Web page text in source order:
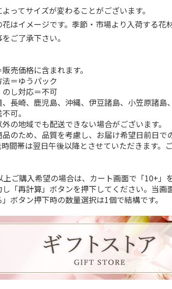
ってサイズが変わることがございます。
はイメージです。季節・市場より入荷する花
ご了承下さい。
売価格に含まれます。
＝ゆうパック
し対応＝不可
長崎、鹿児島、沖縄、伊豆諸島、小笠原諸島
可。
の地域でも配送できない場合がございます。
のため、品質を考慮し、お届け希望日前日で
間帯は翌日午後以降とさせていただきます。
ご購入希望の場合は、カート画面で「10+」
し「再計算」ボタンを押下してください。当画
ボタン押下時の数量選択は1個で結構です。